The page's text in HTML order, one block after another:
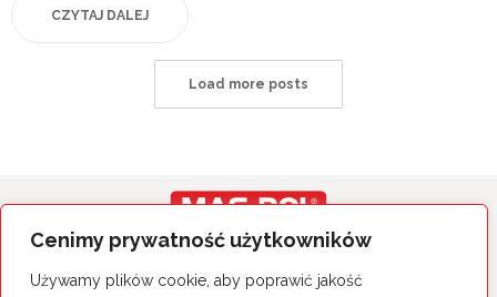
Cenimy prywatność użytkowników
Używamy plików cookie, aby poprawić jakość
CZYTAJ DALEJ
Load more posts